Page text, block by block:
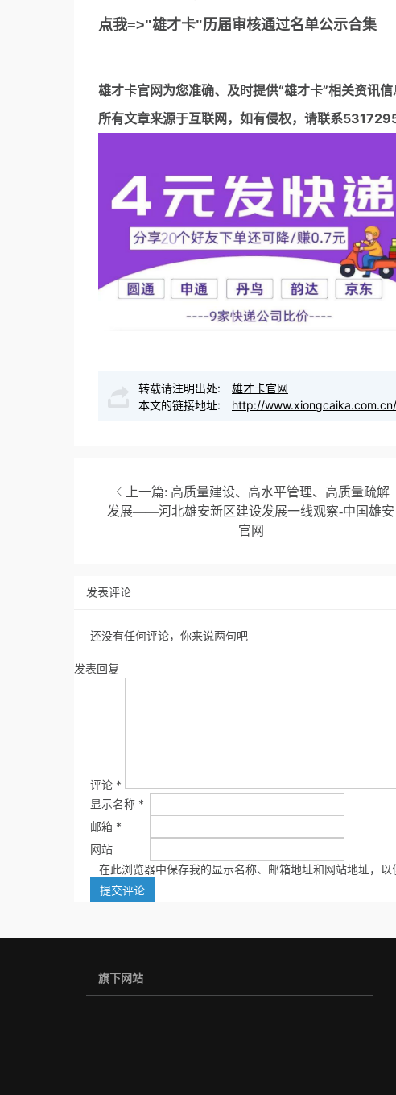
点我=>"雄才卡"历届审核通过名单公示合集
雄才卡官网为您准确、及时提供“雄才卡”相关资讯信
所有文章来源于互联网，如有侵权，请联系
转载请注明出处:
雄才卡官网
本文的链接地址:
http://
上一篇: 高质量建设、高水平管理、高质量疏解
发展——河北雄安新区建设发展一线观察-中国雄安
官网
发表评论
还没有任何评论，你来说两句吧
发表回复
评论 *
显示名称 *
邮箱 *
网站
在此浏览器中保存我的显示名称、邮箱地址和网站地址，以
旗下网站